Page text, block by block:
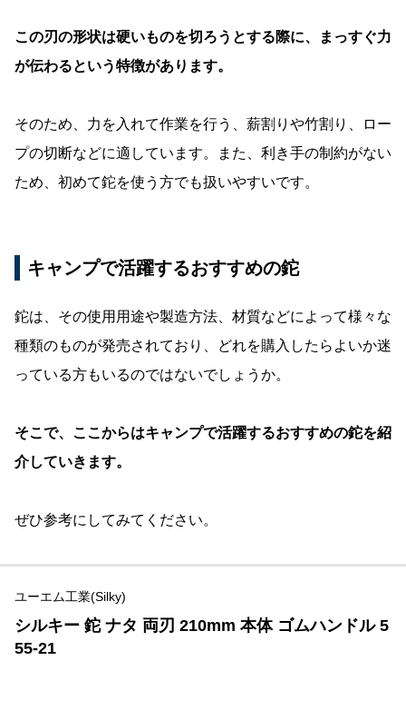
この刃の形状は硬いものを切ろうとする際に、まっすぐ力
が伝わるという特徴があります。
そのため、力を入れて作業を行う、薪割りや竹割り、ロー
プの切断などに適しています。また、利き手の制約がない
ため、初めて鉈を使う方でも扱いやすいです。
キャンプで活躍するおすすめの鉈
鉈は、その使用用途や製造方法、材質などによって様々な
種類のものが発売されており、どれを購入したらよいか迷
っている方もいるのではないでしょうか。
そこで、ここからはキャンプで活躍するおすすめの鉈を紹
介していきます。
ぜひ参考にしてみてください。
ユーエム工業(Silky)
シルキー 鉈 ナタ 両刃 210mm 本体 ゴムハンドル 5
55-21